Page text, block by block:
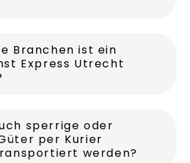
Branchen ist ein
Express Utrecht
sperrige oder
per Kurier
werden?